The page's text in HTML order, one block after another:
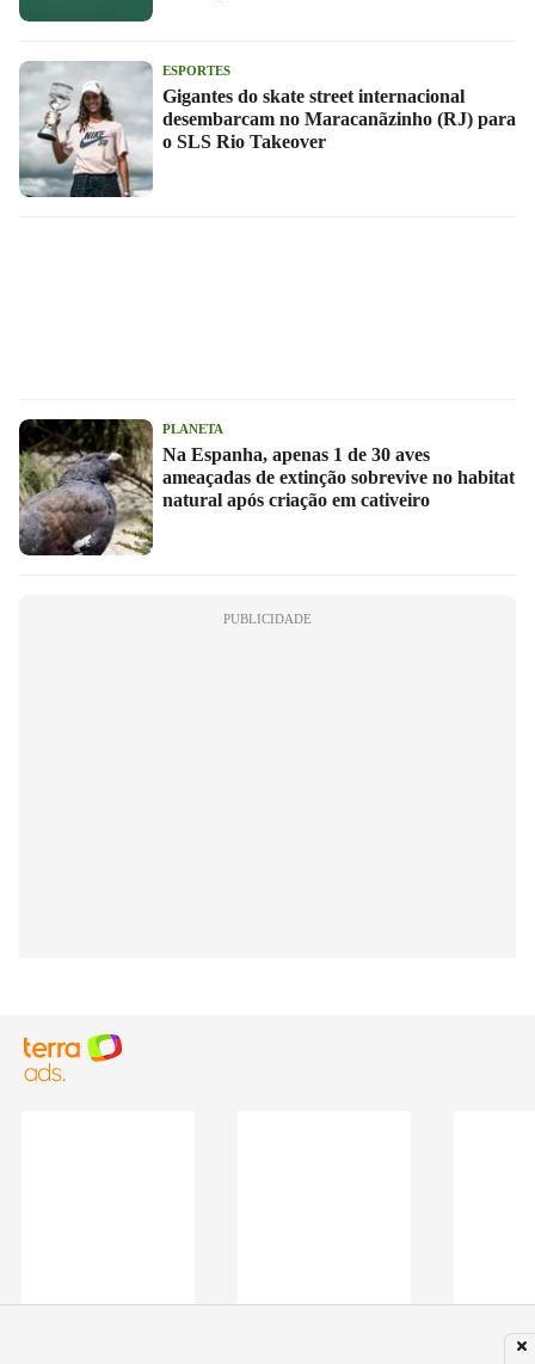
ESPORTES
Gigantes do skate street internacional
desembarcam no Maracanãzinho (RJ) para
o SLS Rio Takeover
PLANETA
Na Espanha, apenas 1 de 30 aves
ameaçadas de extinção sobrevive no habitat
natural após criação em cativeiro
PUBLICIDADE